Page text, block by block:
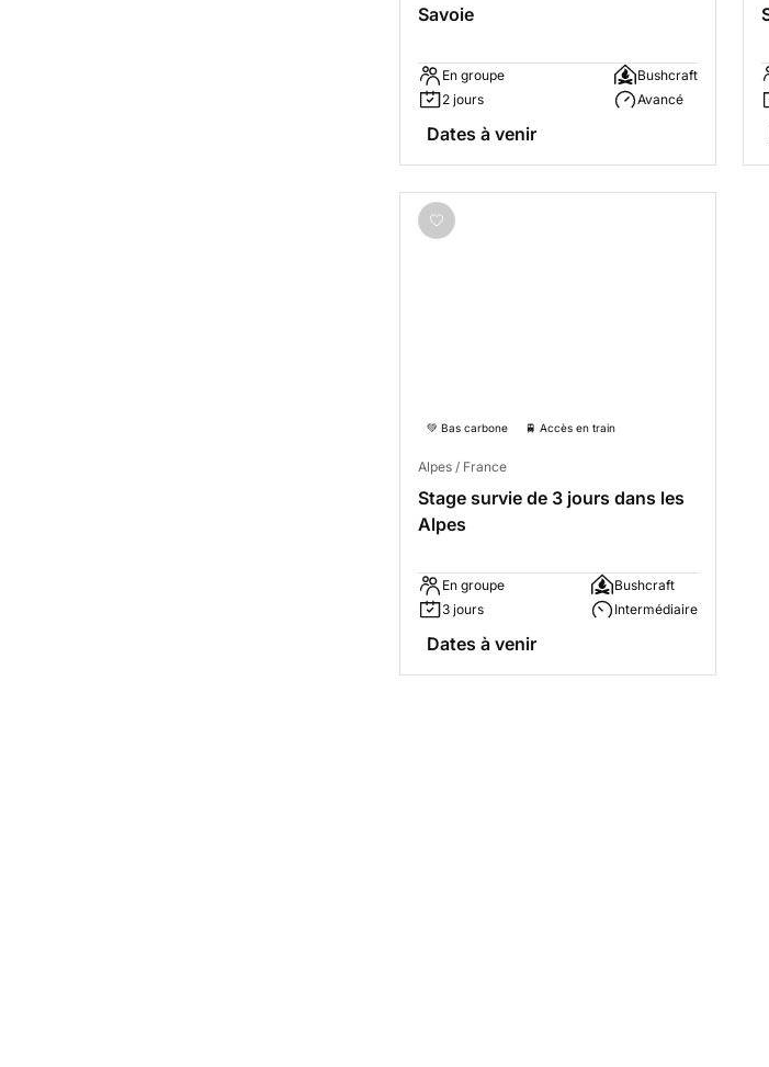
Savoie
En groupe
2 jours
Bushcraft
Avancé
Dates à venir
💚 Bas carbone 🚆 Accès en train
Alpes / France
Stage survie de 3 jours dans les
Alpes
En groupe
3 jours
Bushcraft
Intermédiaire
Dates à venir